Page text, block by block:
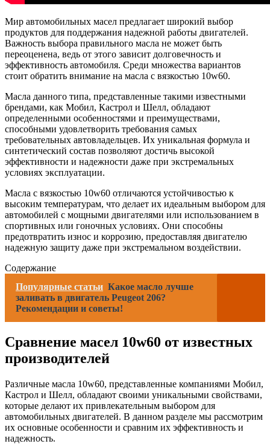
Мир автомобильных масел предлагает широкий выбор
продуктов для поддержания надежной работы двигателей.
Важность выбора правильного масла не может быть
переоценена, ведь от этого зависит долговечность и
эффективность автомобиля. Среди множества вариантов
стоит обратить внимание на масла с вязкостью 10w60.
Масла данного типа, представленные такими известными
брендами, как Мобил, Кастрол и Шелл, обладают
определенными особенностями и преимуществами,
способными удовлетворить требования самых
требовательных автовладельцев. Их уникальная формула и
синтетический состав позволяют достичь высокой
эффективности и надежности даже при экстремальных
условиях эксплуатации.
Масла с вязкостью 10w60 отличаются устойчивостью к
высоким температурам, что делает их идеальным выбором для
автомобилей с мощными двигателями или использованием в
спортивных или гоночных условиях. Они способны
предотвратить износ и коррозию, предоставляя двигателю
надежную защиту даже при экстремальном воздействии.
Содержание
Популярные статьи Какое масло лучше
заливать в двигатель Peugeot 206?
Рекомендации и советы!
Сравнение масел 10w60 от известных
производителей
Различные масла 10w60, представленные компаниями Мобил,
Кастрол и Шелл, обладают своими уникальными свойствами,
которые делают их привлекательным выбором для
автомобильных двигателей. В данном разделе мы рассмотрим
их основные особенности и сравним их эффективность и
надежность.